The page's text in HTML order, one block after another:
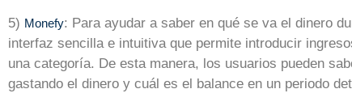
5) Monefy: Para ayudar a saber en qué se va el dinero
interfaz sencilla e intuitiva que permite introducir
una categoría. De esta manera, los usuarios pueden
gastando el dinero y cuál es el balance en un periodo